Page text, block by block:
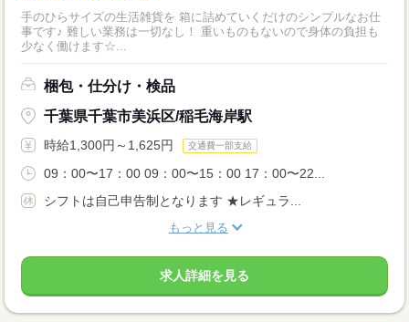
手のひらサイズの生活雑貨を 箱に詰めていくだけのシンプルなお仕
事です♪ 難しい業務は一切なし！ 重いものもないので身体の負担も
少なく働けます☆...
梱包・仕分け・検品
千葉県千葉市美浜区/稲毛海岸駅
時給1,300円～1,625円 交通費一部支給
09：00〜17：00 09：00〜15：00 17：00〜22...
シフトは自己申告制となります ★レギュラ...
もっと見る
求人詳細を見る